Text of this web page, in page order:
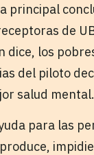
principal
de
dice, los
del piloto
salud mental.
para las